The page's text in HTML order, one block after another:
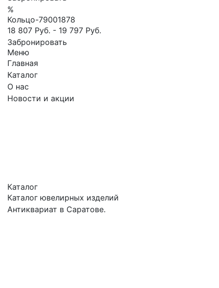
%
Кольцо-79001878
18 807 Руб. - 19 797 Руб.
Забронировать
Меню
Главная
Каталог
О нас
Новости и акции
Каталог
Каталог ювелирных изделий
Антиквариат в Саратове.